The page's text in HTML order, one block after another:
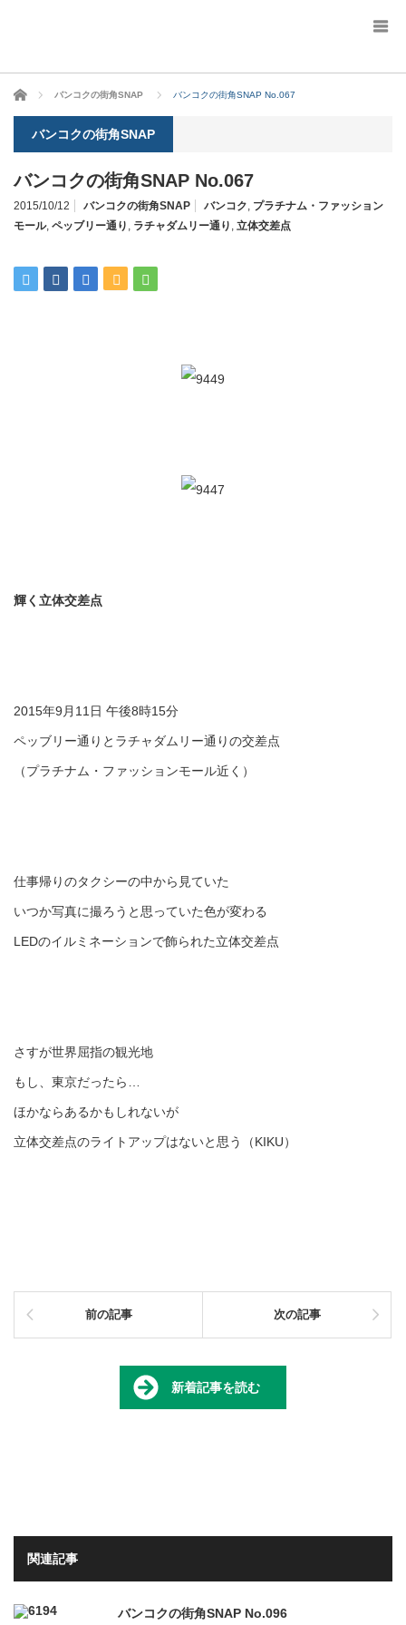
ホーム バンコクの街角SNAP バンコクの街角SNAP No.067
バンコクの街角SNAP
バンコクの街角SNAP No.067
2015/10/12 バンコクの街角SNAP バンコク, プラチナム・ファッション
モール, ペッブリー通り , ラチャダムリー通り , 立体交差点
輝く立体交差点
2015年9月11日 午後8時15分
ペッブリー通りとラチャダムリー通りの交差点
（プラチナム・ファッションモール近く）
仕事帰りのタクシーの中から見ていた
いつか写真に撮ろうと思っていた色が変わる
LEDのイルミネーションで飾られた立体交差点
さすが世界屈指の観光地
もし、東京だったら…
ほかならあるかもしれないが
立体交差点のライトアップはないと思う（KIKU）
前の記事 次の記事
新着記事を読む
関連記事
バンコクの街角SNAP No.096